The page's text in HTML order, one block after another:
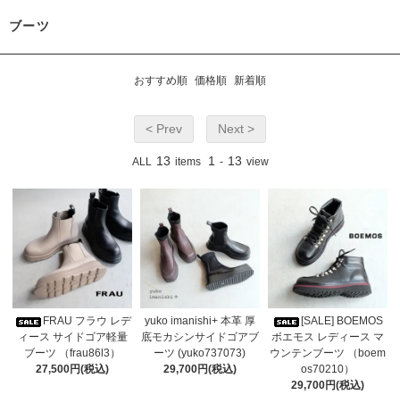
ブーツ
おすすめ順 価格順 新着順
< Prev Next >
ALL 13 items 1 - 13 view
FRAU フラウ レデ
ィース サイドゴア軽量
ブーツ （frau86l3）
27,500円(税込)
yuko imanishi+ 本革 厚
底モカシンサイドゴアブ
ーツ (yuko737073)
29,700円(税込)
[SALE] BOEMOS
ボエモス レディース マ
ウンテンブーツ （boem
os70210）
29,700円(税込)